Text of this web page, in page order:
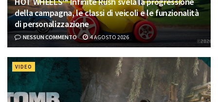
della campagna, le classi di veicoli e le funzionalità
di personalizzazione
NESSUN COMMENTO 4 AGOSTO 2026
VIDEO